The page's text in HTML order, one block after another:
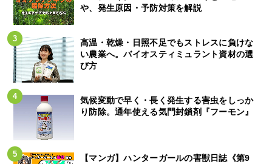
や、発生原因・予防対策を解説
高温・乾燥・日照不足でもストレスに負けな
い農業へ。バイオスティミュラント資材の選
び方
気候変動で早く・長く発生する害虫をしっか
り防除。通年使える気門封鎖剤『フーモン』
【マンガ】ハンターガールの害獣日誌《第9